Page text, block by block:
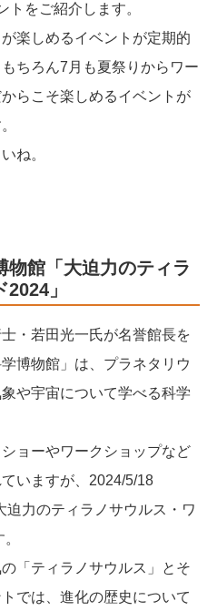
トをご紹介します。
楽しめるイベントが定期的
ちろん7月も夏祭りからワー
らこそ楽しめるイベントが
ね。
物館「大迫力のティラ
」
・若田光一氏が名誉館長を
博物館」は、プラネタリウ
や宇宙について学べる科学
ョーやワークショップなど
いますが、2024/5/18
迫力のティラノサウルス・ワ
「ティラノサウルス」とそ
では、進化の歴史について